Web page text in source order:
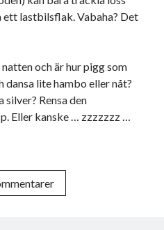
ett lastbilsflak. Vabaha? Det
och är hur pigg som
dansa lite hambo eller nåt?
silver? Rensa den
Eller kanske … zzzzzzz …